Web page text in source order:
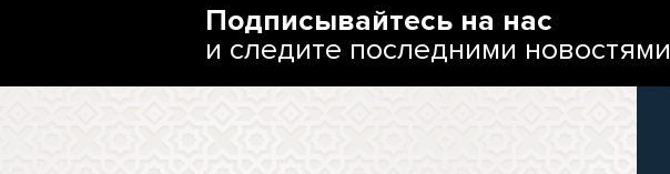
Подписывайтесь на нас
и следите последними новостями